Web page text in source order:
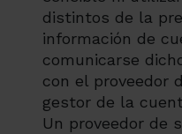
distintos de la
información de
comunicarse
con el proveedor
gestor de la
Un proveedor de